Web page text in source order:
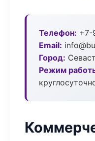
Телефон: +7-
Email:
Город:
Режим